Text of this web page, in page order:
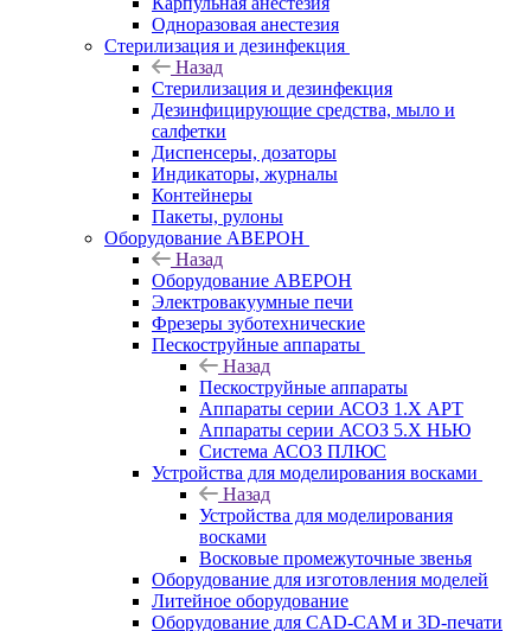
Одноразовая анестезия
Стерилизация и дезинфекция
Назад
Стерилизация и дезинфекция
Дезинфицирующие средства, мыло и
салфетки
Диспенсеры, дозаторы
Индикаторы, журналы
Контейнеры
Пакеты, рулоны
Оборудование АВЕРОН
Назад
Оборудование АВЕРОН
Электровакуумные печи
Фрезеры зуботехнические
Пескоструйные аппараты
Назад
Пескоструйные аппараты
Аппараты серии АСОЗ 1.Х АРТ
Аппараты серии АСОЗ 5.Х НЬЮ
Система АСОЗ ПЛЮС
Устройства для моделирования восками
Назад
Устройства для моделирования
восками
Восковые промежуточные звенья
Оборудование для изготовления моделей
Литейное оборудование
Оборудование для CAD-CAM и 3D-печати